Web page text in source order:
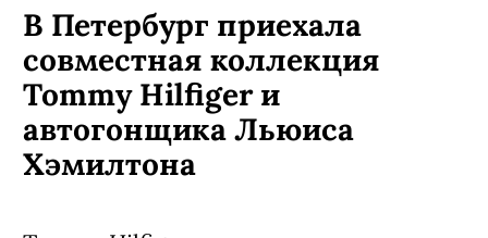
В Петербург приехала
совместная коллекция
Tommy Hilfiger и
автогонщика Льюиса
Хэмилтона